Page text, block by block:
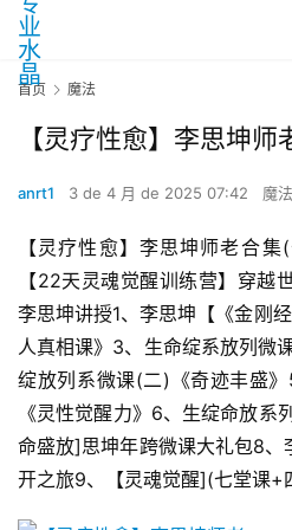
首页 魔法
【灵疗性‬愈】李思坤师
anrt1 3 de 4 月 de 2025 07:42 魔法
【灵疗性‬愈】李思坤师老‬合集
【22天灵魂觉醒训练营】穿越
李思坤讲授1、李思坤【《金刚
人‬真相课》3、生命绽系放‬列微
绽放列系‬微课(二)《奇迹丰盛
《灵性觉醒力》6、生绽命‬放系
命盛放]思坤年跨‬微课大礼包8、
开‬之旅9、【灵魂觉醒](七堂课+